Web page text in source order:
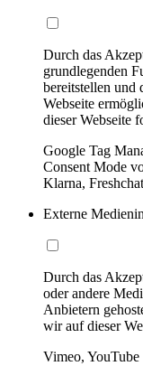
Durch das
grundlegenden
bereitstellen und
Webseite
dieser Webseite
Google Tag
Consent Mode
Klarna, Freshchat
Externe
Durch das
oder andere
Anbietern
wir auf dieser
Vimeo, YouTube